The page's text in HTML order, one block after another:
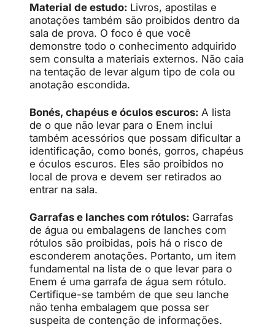
Material de estudo: Livros, apostilas e
anotações também são proibidos dentro da
sala de prova. O foco é que você
demonstre todo o conhecimento adquirido
sem consulta a materiais externos. Não caia
na tentação de levar algum tipo de cola ou
anotação escondida.
Bonés, chapéus e óculos escuros: A lista
de o que não levar para o Enem inclui
também acessórios que possam dificultar a
identificação, como bonés, gorros, chapéus
e óculos escuros. Eles são proibidos no
local de prova e devem ser retirados ao
entrar na sala.
Garrafas e lanches com rótulos: Garrafas
de água ou embalagens de lanches com
rótulos são proibidas, pois há o risco de
esconderem anotações. Portanto, um item
fundamental na lista de o que levar para o
Enem é uma garrafa de água sem rótulo.
Certifique-se também de que seu lanche
não tenha embalagem que possa ser
suspeita de contenção de informações.